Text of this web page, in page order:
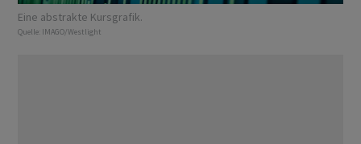
Eine abstrakte Kursgrafik.
Quelle: IMAGO/Westlight